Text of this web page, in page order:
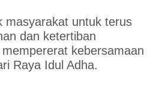
masyarakat untuk terus
dan ketertiban
mempererat kebersamaan
Raya Idul Adha.